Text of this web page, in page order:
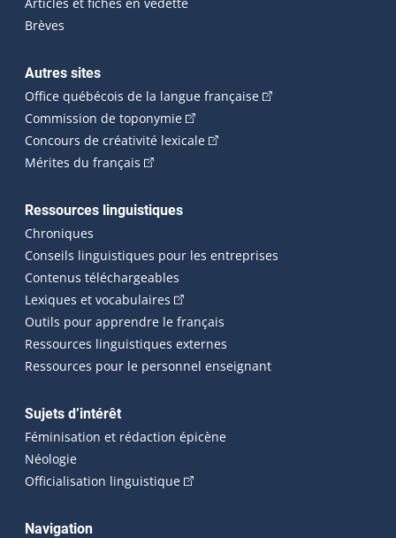
Brèves
Autres sites
Office québécois de la langue française(Cet hyperlien
Commission de toponymie(Cet hyperlien externe s'ouvrira
Concours de créativité lexicale(Cet hyperlien externe
Mérites du français (Cet hyperlien externe s'ouvrira dans une
Ressources linguistiques
Chroniques
Conseils linguistiques pour les entreprises
Contenus téléchargeables
Lexiques et vocabulaires (Cet hyperlien externe s'ouvrira
Outils pour apprendre le français
Ressources linguistiques externes
Ressources pour le personnel enseignant
Sujets d’intérêt
Féminisation et rédaction épicène
Néologie
Officialisation linguistique(Cet hyperlien externe s'ouvrira
Navigation